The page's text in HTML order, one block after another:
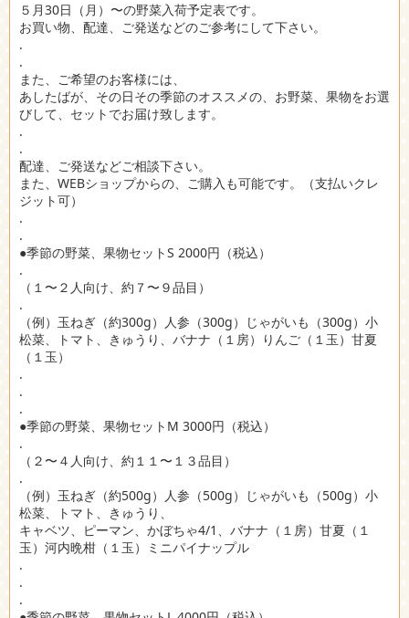
５月30日（月）〜の野菜入荷予定表です。
お買い物、配達、ご発送などのご参考にして下さい。
.
.
また、ご希望のお客様には、
あしたばが、その日その季節のオススメの、お野菜、果物をお選
びして、セットでお届け致します。
.
.
配達、ご発送などご相談下さい。
また、WEBショップからの、ご購入も可能です。（支払いクレ
ジット可）
.
.
●季節の野菜、果物セットS 2000円（税込）
.
（１〜２人向け、約７〜９品目）
.
（例）玉ねぎ（約300g）人参（300g）じゃがいも（300g）小
松菜、トマト、きゅうり、バナナ（１房）りんご（１玉）甘夏
（１玉）
.
.
.
●季節の野菜、果物セットM 3000円（税込）
.
（２〜４人向け、約１１〜１３品目）
.
（例）玉ねぎ（約500g）人参（500g）じゃがいも（500g）小
松菜、トマト、きゅうり、
キャベツ、ピーマン、かぼちゃ4/1、バナナ（１房）甘夏（１
玉）河内晩柑（１玉）ミニパイナップル
.
.
.